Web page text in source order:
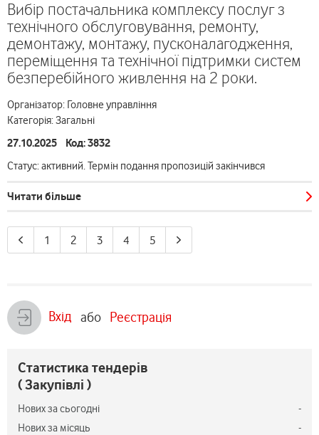
Вибір постачальника комплексу послуг з
технічного обслуговування, ремонту,
демонтажу, монтажу, пусконалагодження,
переміщення та технічної підтримки систем
безперебійного живлення на 2 роки.
Організатор: Головне управління
Категорія: Загальні
27.10.2025 Код: 3832
Статус: активний. Термін подання пропозицій закінчився
Читати більше
1 2 3 4 5
Вхід або Реєстрація
Статистика тендерів
( Закупівлі )
Нових за сьогодні
-
Нових за місяць
-